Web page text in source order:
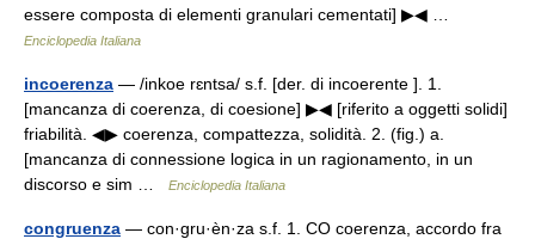
essere composta di elementi granulari cementati] ▶◀ …
Enciclopedia Italiana
incoerenza — /inkoe rɛntsa/ s.f. [der. di incoerente ]. 1.
[mancanza di coerenza, di coesione] ▶◀ [riferito a oggetti solidi]
friabilità. ◀▶ coerenza, compattezza, solidità. 2. (fig.) a.
[mancanza di connessione logica in un ragionamento, in un
discorso e sim …
Enciclopedia Italiana
congruenza — con·gru·èn·za s.f. 1. CO coerenza, accordo fra